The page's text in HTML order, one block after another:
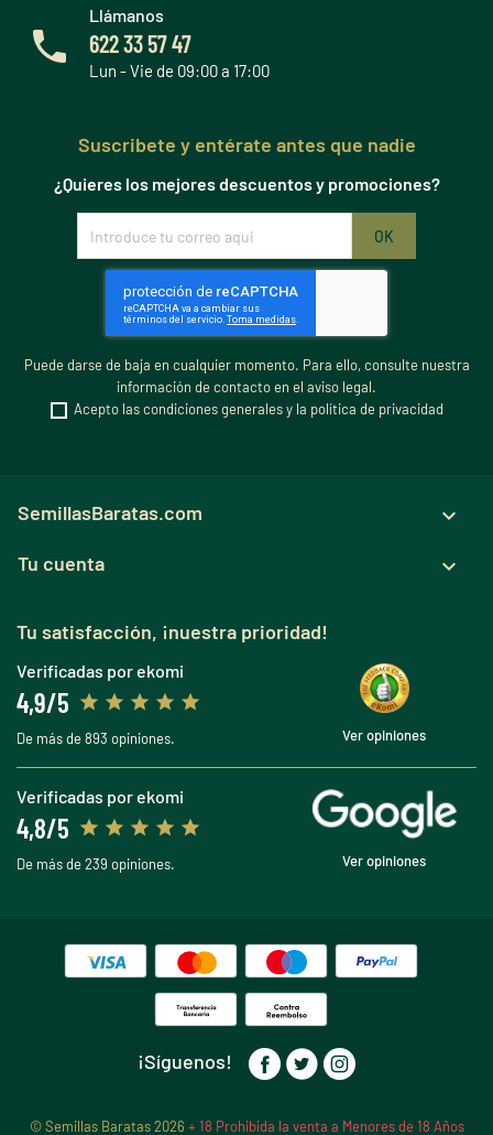
Llámanos
622 33 57 47
Lun - Vie de 09:00 a 17:00
Suscribete y entérate antes que nadie
¿Quieres los mejores descuentos y promociones?
Puede darse de baja en cualquier momento. Para ello, consulte nuestra
información de contacto en el aviso legal.
Acepto las condiciones generales y la política de privacidad
SemillasBaratas.com 
Tu cuenta 
Tu satisfacción, ¡nuestra prioridad!
Verificadas por ekomi
4,9/5
De más de 893 opiniones. Ver opiniones
Verificadas por ekomi
4,8/5
De más de 239 opiniones. Ver opiniones
¡Síguenos!
© Semillas Baratas 2026 + 18 Prohibida la venta a Menores de 18 Años